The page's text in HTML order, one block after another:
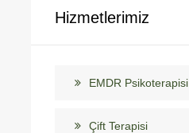
Hizmetlerimiz
EMDR Psikoterapisi
Çift Terapisi